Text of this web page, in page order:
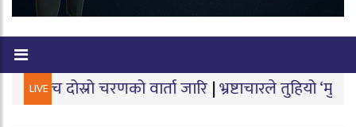
LIVE
चरणको वार्ता जारि|भ्रष्टाचारले तुहियो ‘मुख्यमन्त्री